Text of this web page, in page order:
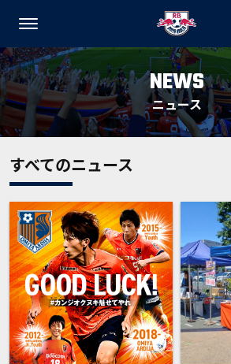
NEWS
ニュース
すべてのニュース